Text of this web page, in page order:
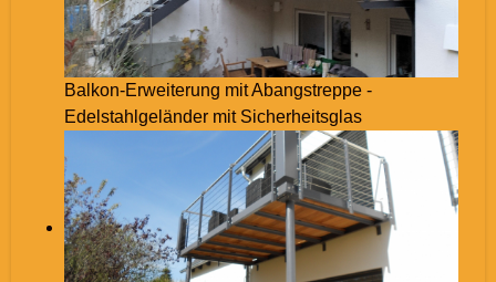
Balkon-Erweiterung mit Abangstreppe -
Edelstahlgeländer mit Sicherheitsglas